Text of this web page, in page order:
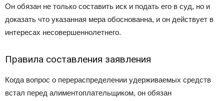
Он обязан не только составить иск и подать его в суд, но и
доказать что указанная мера обоснованна, и он действует в
интересах несовершеннолетнего.
Правила составления заявления
Когда вопрос о перераспределении удерживаемых средств
встал перед алиментоплательщиком, он обязан